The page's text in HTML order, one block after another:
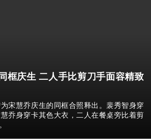
框庆生 二人手比剪刀手面容精致
宋慧乔庆生的同框合照释出。裴秀智身穿
乔身穿卡其色大衣，二人在餐桌旁比着剪